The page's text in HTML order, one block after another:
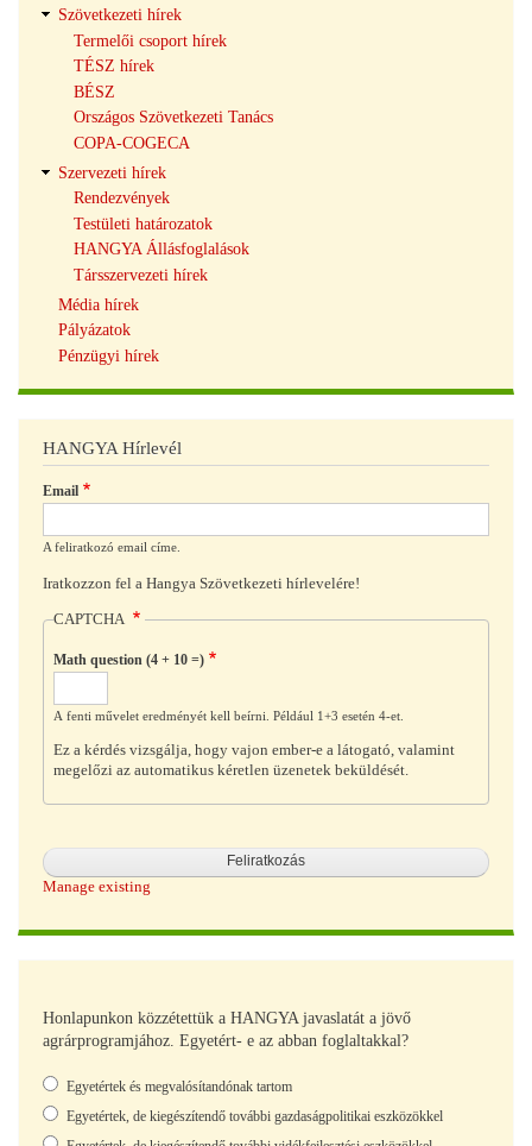
Szövetkezeti hírek
Termelői csoport hírek
TÉSZ hírek
BÉSZ
Országos Szövetkezeti Tanács
COPA-COGECA
Szervezeti hírek
Rendezvények
Testületi határozatok
HANGYA Állásfoglalások
Társszervezeti hírek
Média hírek
Pályázatok
Pénzügyi hírek
HANGYA Hírlevél
Email
A feliratkozó email címe.
Iratkozzon fel a Hangya Szövetkezeti hírlevelére!
CAPTCHA
Math question (4 + 10 =)
A fenti művelet eredményét kell beírni. Például 1+3 esetén 4-et.
Ez a kérdés vizsgálja, hogy vajon ember-e a látogató, valamint
megelőzi az automatikus kéretlen üzenetek beküldését.
Manage existing
Honlapunkon közzétettük a HANGYA javaslatát a jövő
agrárprogramjához. Egyetért- e az abban foglaltakkal?
Választások
Egyetértek és megvalósítandónak tartom
Egyetértek, de kiegészítendő további gazdaságpolitikai eszközökkel